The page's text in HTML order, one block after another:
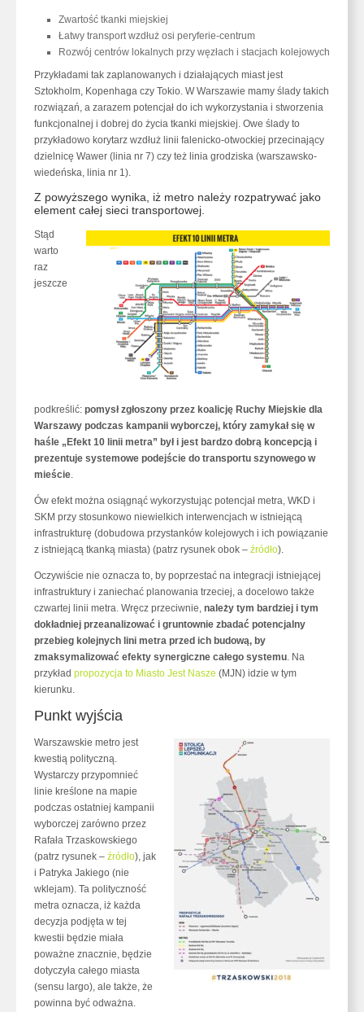
Zwartość tkanki miejskiej
Łatwy transport wzdłuż osi peryferie-centrum
Rozwój centrów lokalnych przy węzłach i stacjach kolejowych
Przykładami tak zaplanowanych i działających miast jest
Sztokholm, Kopenhaga czy Tokio. W Warszawie mamy ślady takich
rozwiązań, a zarazem potencjał do ich wykorzystania i stworzenia
funkcjonalnej i dobrej do życia tkanki miejskiej. Owe ślady to
przykładowo korytarz wzdłuż linii falenicko-otwockiej przecinający
dzielnicę Wawer (linia nr 7) czy też linia grodziska (warszawsko-
wiedeńska, linia nr 1).
Z powyższego wynika, iż metro należy rozpatrywać jako
element całej sieci transportowej.
Stąd
warto
raz
jeszcze
podkreślić: pomysł zgłoszony przez koalicję Ruchy Miejskie dla
Warszawy podczas kampanii wyborczej, który zamykał się w
haśle „Efekt 10 linii metra” był i jest bardzo dobrą koncepcją i
prezentuje systemowe podejście do transportu szynowego w
mieście.
Ów efekt można osiągnąć wykorzystując potencjał metra, WKD i
SKM przy stosunkowo niewielkich interwencjach w istniejącą
infrastrukturę (dobudowa przystanków kolejowych i ich powiązanie
z istniejącą tkanką miasta) (patrz rysunek obok – źródło).
Oczywiście nie oznacza to, by poprzestać na integracji istniejącej
infrastruktury i zaniechać planowania trzeciej, a docelowo także
czwartej linii metra. Wręcz przeciwnie, należy tym bardziej i tym
dokładniej przeanalizować i gruntownie zbadać potencjalny
przebieg kolejnych lini metra przed ich budową, by
zmaksymalizować efekty synergiczne całego systemu. Na
przykład propozycja to Miasto Jest Nasze (MJN) idzie w tym
kierunku.
Punkt wyjścia
Warszawskie metro jest
kwestią polityczną.
Wystarczy przypomnieć
linie kreślone na mapie
podczas ostatniej kampanii
wyborczej zarówno przez
Rafała Trzaskowskiego
(patrz rysunek – źródło), jak
i Patryka Jakiego (nie
wklejam). Ta polityczność
metra oznacza, iż każda
decyzja podjęta w tej
kwestii będzie miała
poważne znacznie, będzie
dotyczyła całego miasta
(sensu largo), ale także, że
powinna być odważna.